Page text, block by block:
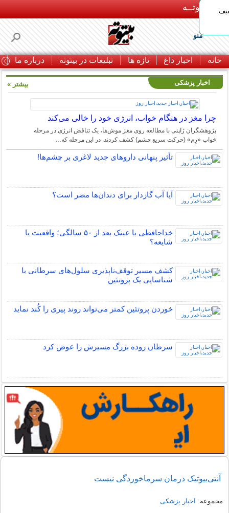
بـیتوتــه
منو
خانه اخبار داغ تازه ها تبلیغات در بیتوته درباره ما
50% تخفیف
اخبار پزشکی
چرا مغز در هنگام خواب، انرژی خود را خالی می‌کند
پژوهشگران ژاپنی با مطالعه روی مغز موش‌ها، یک تناقض انرژی در مرحله
خواب «رِم» (حرکت سریع چشم) کشف کردند. در این مرحله که…
تأثیر پنهانی داروهای جدید لاغری بر چشم‌ها!
آیا آب گازدار برای دندان‌ها مضر است؟
خداحافظی با عینک بعد از ۵۰ سالگی؛ واقعیت یا
شایعه؟
کشف مسیر توقف‌ناپذیری سلول‌های سرطانی با
شناسایی یک پروتئین
خوردن پروتئین کمتر می‌تواند روند پیری را کُند نماید
سرطان روده بزرگ مسیرش را عوض کرد
بیشتر »
آنتی‌بیوتیک درمان سرماخوردگی نیست
مجموعه: اخبار پزشکی